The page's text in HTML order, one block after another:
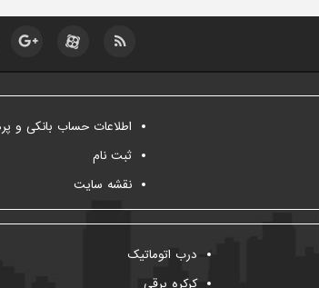
اطلاعات حساب بانکی و
ثبت نام
نقشه سایت
درب اتوماتیک
کرکره برقی